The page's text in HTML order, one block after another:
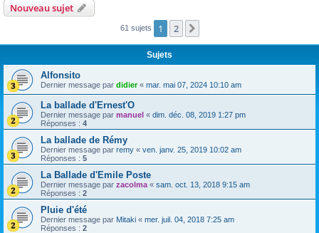
Nouveau sujet
61 sujets 1 2
Sujets
Alfonsito
Dernier message par didier« mar. mai 07, 2024 10:10 am
La ballade d'Ernest'O
Dernier message par manuel « dim. déc. 08, 2019 1:27 pm
Réponses : 4
La ballade de Rémy
Dernier message par remy « ven. janv. 25, 2019 10:02 am
Réponses : 5
La Ballade d'Emile Poste
Dernier message par zacolma « sam. oct. 13, 2018 9:15 am
Réponses : 2
Pluie d'été
Dernier message par Mitaki « mer. juil. 04, 2018 7:25 am
Réponses : 2